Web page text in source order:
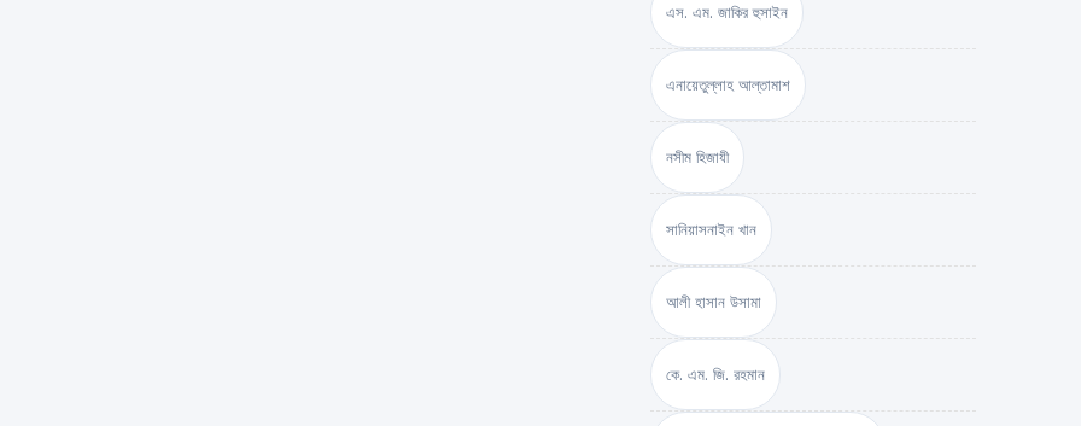
এস. এম. জাকির হুসাইন
এনায়েতুল্লাহ আল্‌তামাশ
নসীম হিজাযী
সানিয়াসনাইন খান
আলী হাসান উসামা
কে. এম. জি. রহমান